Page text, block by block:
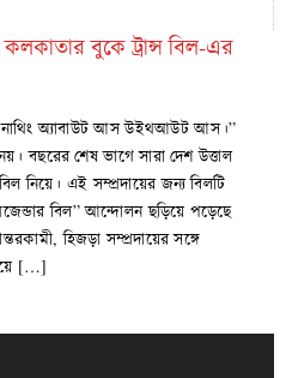
বুকে ট্রান্স বিল-এর
নাথিং অ্যাবাউট আস উইথআউট আস।”
বছরের শেষ ভাগে সারা দেশ উত্তাল
নিয়ে। এই সম্প্রদায়ের জন্য বিলটি
বিল” আন্দোলন ছড়িয়ে পড়েছে
হিজড়া সম্প্রদায়ের সঙ্গে
[…]